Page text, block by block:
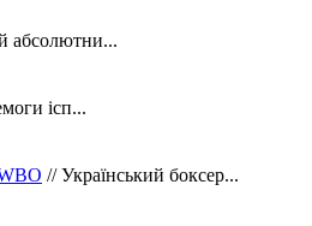
абсолютни...
ісп...
// Український боксер...